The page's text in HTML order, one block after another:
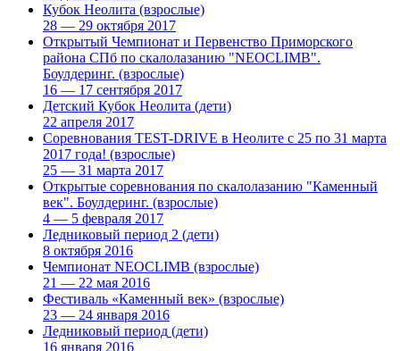
Кубок Неолита (взрослые)
28 — 29 октября 2017
Открытый Чемпионат и Первенство Приморского
района СПб по скалолазанию "NEOCLIMB".
Боулдеринг. (взрослые)
16 — 17 сентября 2017
Детский Кубок Неолита (дети)
22 апреля 2017
Соревнования TEST-DRIVE в Неолите с 25 по 31 марта
2017 года! (взрослые)
25 — 31 марта 2017
Открытые соревнования по скалолазанию "Каменный
век". Боулдеринг. (взрослые)
4 — 5 февраля 2017
Ледниковый период 2 (дети)
8 октября 2016
Чемпионат NEOCLIMB (взрослые)
21 — 22 мая 2016
Фестиваль «Каменный век» (взрослые)
23 — 24 января 2016
Ледниковый период (дети)
16 января 2016